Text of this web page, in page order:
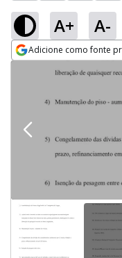
A+ A-
Adicione como fonte
Opens in new